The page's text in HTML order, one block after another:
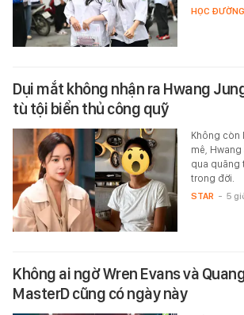
HỌC ĐƯỜNG
Dụi mắt không nhận ra Hwang
tù tội biển thủ công quỹ
Không còn
mê,
qua quãng
trong đời.
STAR - 5
Không ai ngờ Wren Evans và
MasterD cũng có ngày này